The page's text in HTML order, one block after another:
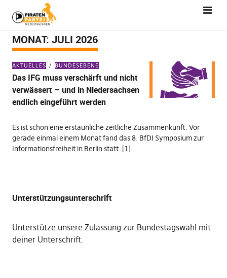
MONAT: JULI 2026
AKTUELLES BUNDESEBENE
Das IFG muss verschärft und nicht
verwässert – und in Niedersachsen
endlich eingeführt werden
Es ist schon eine erstaunliche zeitliche Zusammenkunft. Vor
gerade einmal einem Monat fand das 8. BfDI Symposium zur
Informationsfreiheit in Berlin statt. [1]…
Unterstützungsunterschrift
Unterstütze unsere Zulassung zur Bundestagswahl mit
deiner Unterschrift.